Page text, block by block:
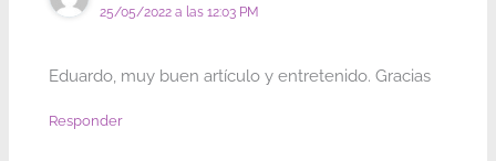
25/05/2022 a las 12:03 PM
Eduardo, muy buen artículo y entretenido. Gracias
Responder